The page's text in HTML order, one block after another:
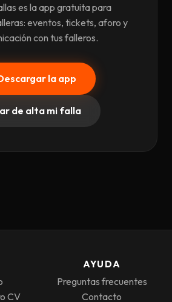
es la app gratuita para
eventos, tickets, aforo y
con tus falleros.
la app
de alta mi falla
CV
AYUDA
Preguntas frecuentes
Contacto